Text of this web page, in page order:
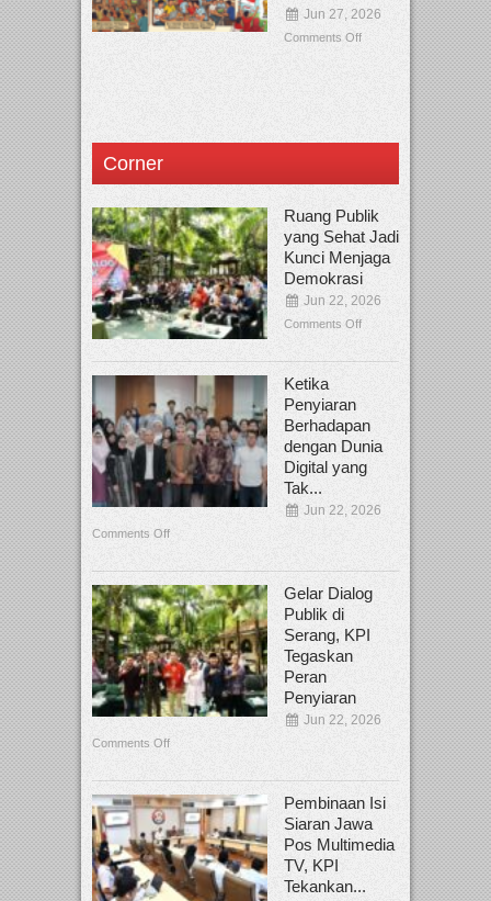
Jun 27, 2026
Comments Off
Corner
Ruang Publik
yang Sehat Jadi
Kunci Menjaga
Demokrasi
Jun 22, 2026
Comments Off
Ketika
Penyiaran
Berhadapan
dengan Dunia
Digital yang
Tak...
Jun 22, 2026
Comments Off
Gelar Dialog
Publik di
Serang, KPI
Tegaskan
Peran
Penyiaran
Jun 22, 2026
Comments Off
Pembinaan Isi
Siaran Jawa
Pos Multimedia
TV, KPI
Tekankan...